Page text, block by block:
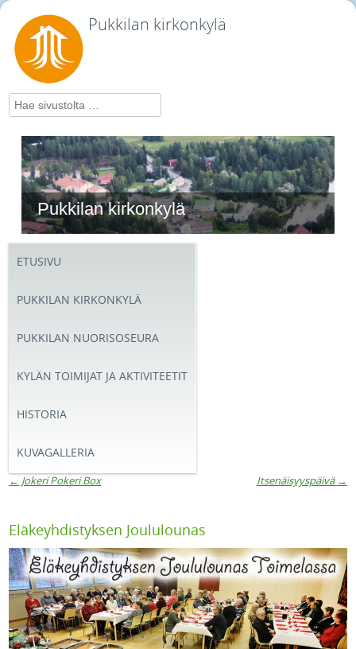
Pukkilan kirkonkylä
Hae
Pukkilan kirkonkylä
ETUSIVU
PUKKILAN KIRKONKYLÄ
PUKKILAN NUORISOSEURA
KYLÄN TOIMIJAT JA AKTIVITEETIT
HISTORIA
KUVAGALLERIA
← Jokeri Pokeri Box Itsenäisyyspäivä →
Eläkeyhdistyksen Joululounas